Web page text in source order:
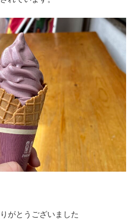
がとうございました